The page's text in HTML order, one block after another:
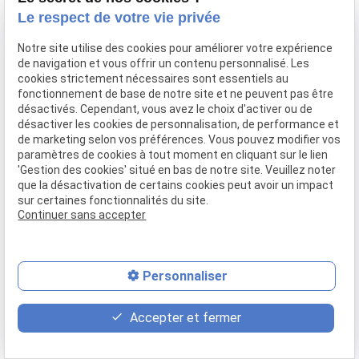
Confier mon bien
Contact
Mentions légalesPolitique de confidentialité
Gestion des cookiesPlan du site
place
Plan d'accès
contact_page
Contact
phone
04 37 28 61 56
Le respect de votre vie privée
Notre site utilise des cookies pour améliorer votre expérience
de navigation et vous offrir un contenu personnalisé. Les
cookies strictement nécessaires sont essentiels au
fonctionnement de base de notre site et ne peuvent pas être
désactivés. Cependant, vous avez le choix d'activer ou de
désactiver les cookies de personnalisation, de performance et
de marketing selon vos préférences. Vous pouvez modifier vos
paramètres de cookies à tout moment en cliquant sur le lien
'Gestion des cookies' situé en bas de notre site. Veuillez noter
que la désactivation de certains cookies peut avoir un impact
sur certaines fonctionnalités du site.
Continuer sans accepter
Personnaliser
Accepter et fermer